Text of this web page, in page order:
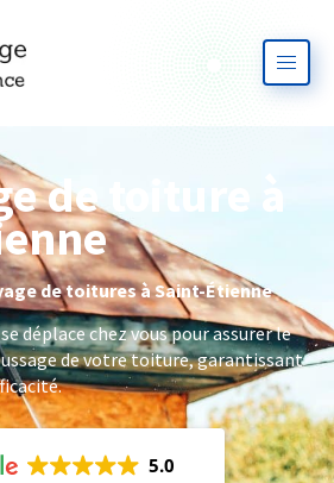
de toiture à
de toitures à Saint-Étienne
déplace chez vous pour assurer le
de votre toiture, garantissant
5.0